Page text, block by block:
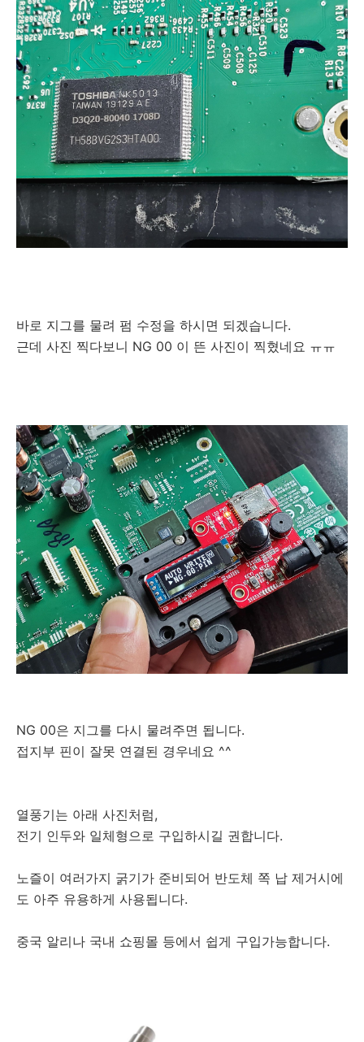
바로 지그를 물려 펌 수정을 하시면 되겠습니다.
근데 사진 찍다보니 NG 00 이 뜬 사진이 찍혔네요 ㅠㅠ
NG 00은 지그를 다시 물려주면 됩니다.
접지부 핀이 잘못 연결된 경우네요 ^^
열풍기는 아래 사진처럼,
전기 인두와 일체형으로 구입하시길 권합니다.
노즐이 여러가지 굵기가 준비되어 반도체 쪽 납 제거시에
도 아주 유용하게 사용됩니다.
중국 알리나 국내 쇼핑몰 등에서 쉽게 구입가능합니다.